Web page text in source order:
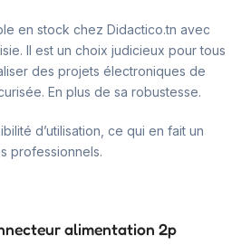
en stock chez Didactico.tn avec
Il est un choix judicieux pour tous
des projets électroniques de
En plus de sa robustesse.
d’utilisation, ce qui en fait un
professionnels.
alimentation 2p